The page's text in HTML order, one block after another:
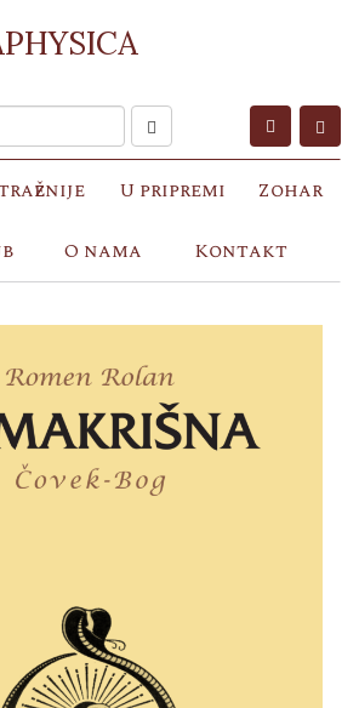
U pripremi Zohar
O nama Kontakt